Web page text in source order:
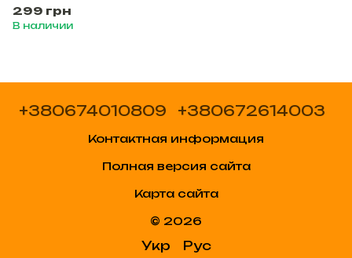
самоклеящийся
шумо-, тепло-,
299 грн
В наличии
+380674010809 +380672614003
Контактная информация
Полная версия сайта
Карта сайта
© 2026
Укр Рус